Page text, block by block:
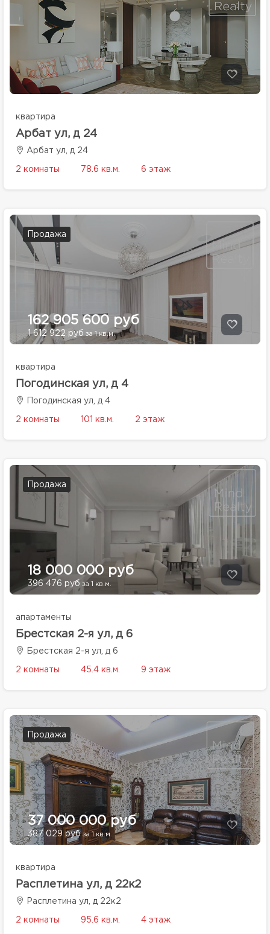
квартира
Арбат ул, д 24
Арбат ул, д 24
2 комнаты 78.6 кв.м. 6 этаж
Продажа
162 905 600 руб
1 612 922 руб за 1 кв.м.
квартира
Погодинская ул, д 4
Погодинская ул, д 4
2 комнаты 101 кв.м. 2 этаж
Продажа
18 000 000 руб
396 476 руб за 1 кв.м.
апартаменты
Брестская 2-я ул, д 6
Брестская 2-я ул, д 6
2 комнаты 45.4 кв.м. 9 этаж
Продажа
37 000 000 руб
387 029 рубза 1 кв.м.
квартира
Расплетина ул, д 22к2
Расплетина ул, д 22к2
2 комнаты 95.6 кв.м. 4 этаж